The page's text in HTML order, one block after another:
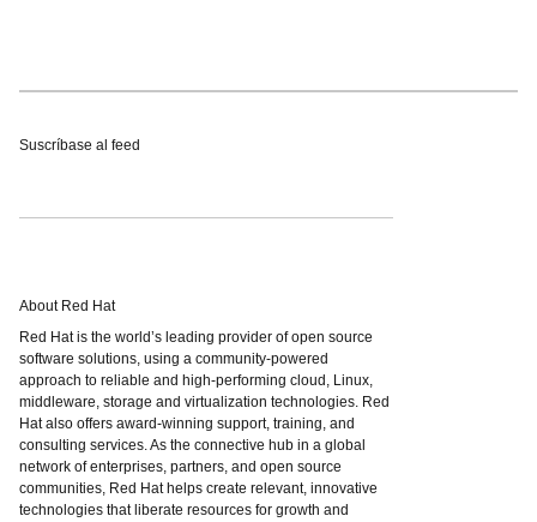
Suscríbase al feed
About Red Hat
Red Hat is the world’s leading provider of open source
software solutions, using a community-powered
approach to reliable and high-performing cloud, Linux,
middleware, storage and virtualization technologies. Red
Hat also offers award-winning support, training, and
consulting services. As the connective hub in a global
network of enterprises, partners, and open source
communities, Red Hat helps create relevant, innovative
technologies that liberate resources for growth and